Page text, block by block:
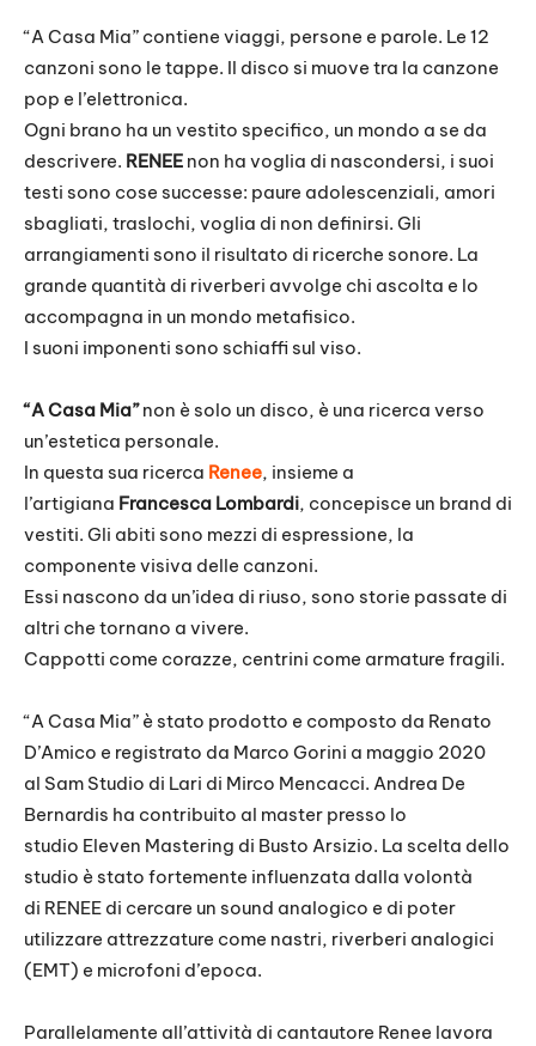
“A Casa Mia” contiene viaggi, persone e parole. Le 12
canzoni sono le tappe. Il disco si muove tra la canzone
pop e l’elettronica.
Ogni brano ha un vestito specifico, un mondo a se da
descrivere. RENEE non ha voglia di nascondersi, i suoi
testi sono cose successe: paure adolescenziali, amori
sbagliati, traslochi, voglia di non definirsi. Gli
arrangiamenti sono il risultato di ricerche sonore. La
grande quantità di riverberi avvolge chi ascolta e lo
accompagna in un mondo metafisico.
I suoni imponenti sono schiaffi sul viso.
“A Casa Mia”non è solo un disco, è una ricerca verso
un’estetica personale.
In questa sua ricerca Renee, insieme a
l’artigiana Francesca Lombardi, concepisce un brand di
vestiti. Gli abiti sono mezzi di espressione, la
componente visiva delle canzoni.
Essi nascono da un’idea di riuso, sono storie passate di
altri che tornano a vivere.
Cappotti come corazze, centrini come armature fragili.
“A Casa Mia” è stato prodotto e composto da Renato
D’Amico e registrato da Marco Gorini a maggio 2020
al Sam Studio di Lari di Mirco Mencacci. Andrea De
Bernardis ha contribuito al master presso lo
studio Eleven Mastering di Busto Arsizio. La scelta dello
studio è stato fortemente influenzata dalla volontà
di RENEE di cercare un sound analogico e di poter
utilizzare attrezzature come nastri, riverberi analogici
(EMT) e microfoni d’epoca.
Parallelamente all’attività di cantautore Renee lavora